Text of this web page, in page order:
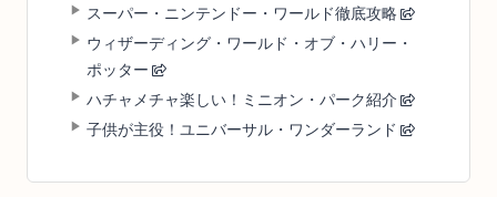
スーパー・ニンテンドー・ワールド徹底攻略
ウィザーディング・ワールド・オブ・ハリー・
ポッター
ハチャメチャ楽しい！ミニオン・パーク紹介
子供が主役！ユニバーサル・ワンダーランド